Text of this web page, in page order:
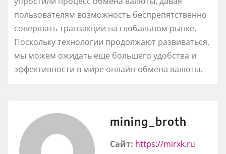
пользователям возможность беспрепятственно
совершать транзакции на глобальном рынке.
Поскольку технологии продолжают развиваться,
мы можем ожидать еще большего удобства и
эффективности в мире онлайн-обмена валюты.
mining_broth
Сайт: https://mirxk.ru